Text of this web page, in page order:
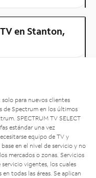
en Stanton,
para nuevos clientes
de Spectrum en los últimos
SPECTRUM TV SELECT
estándar una vez
equipo de TV y
en el nivel de servicio y no
mercados o zonas. Servicios
vigentes, los cuales
todas las áreas. Se aplican